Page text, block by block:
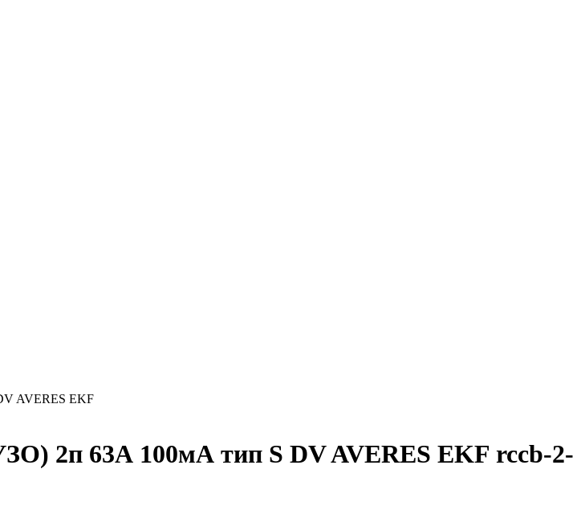
AVERES EKF
2п 63А 100мА тип S DV AVERES EKF rccb-2-